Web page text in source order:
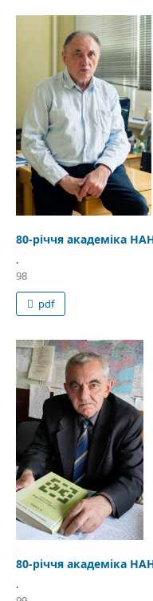
80-річчя академіка
.
98
pdf
80-річчя академіка
.